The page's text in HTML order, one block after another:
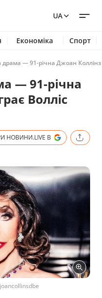
UA
Економіка Спорт
драма — 91-річна Джоан Коллінз
— 91-річна
Волліс
НОВИНИ.LIVE В